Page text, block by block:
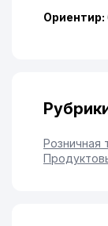
Ориентир:
Розничная